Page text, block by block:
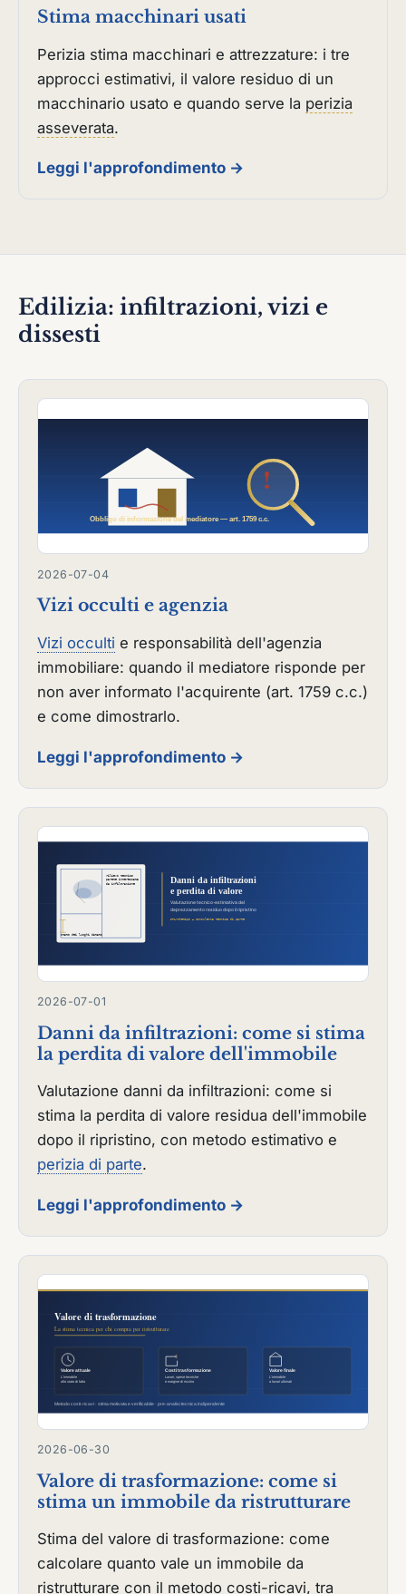
Stima macchinari usati
Perizia stima macchinari e attrezzature: i tre
approcci estimativi, il valore residuo di un
macchinario usato e quando serve la perizia
asseverata.
Leggi l'approfondimento →
Edilizia: infiltrazioni, vizi e
dissesti
2026-07-04
Vizi occulti e agenzia
Vizi occulti e responsabilità dell'agenzia
immobiliare: quando il mediatore risponde per
non aver informato l'acquirente (art. 1759 c.c.)
e come dimostrarlo.
Leggi l'approfondimento →
2026-07-01
Danni da infiltrazioni: come si stima
la perdita di valore dell'immobile
Valutazione danni da infiltrazioni: come si
stima la perdita di valore residua dell'immobile
dopo il ripristino, con metodo estimativo e
perizia di parte.
Leggi l'approfondimento →
2026-06-30
Valore di trasformazione: come si
stima un immobile da ristrutturare
Stima del valore di trasformazione: come
calcolare quanto vale un immobile da
ristrutturare con il metodo costi-ricavi, tra